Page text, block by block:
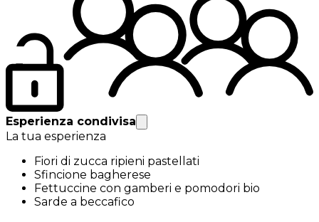
Esperienza condivisa
La tua esperienza
Fiori di zucca ripieni pastellati
Sfincione bagherese
Fettuccine con gamberi e pomodori bio
Sarde a beccafico